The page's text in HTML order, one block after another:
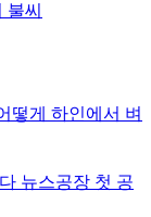
씨
떻게 하인에서 벼
뉴스공장 첫 공